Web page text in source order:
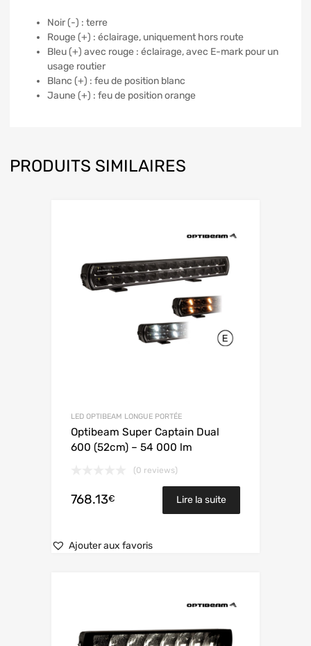
Noir (-) : terre
Rouge (+) : éclairage, uniquement hors route
Bleu (+) avec rouge : éclairage, avec E-mark pour un
usage routier
Blanc (+) : feu de position blanc
Jaune (+) : feu de position orange
PRODUITS SIMILAIRES
LED OPTIBEAM LONGUE PORTÉE
Optibeam Super Captain Dual
600 (52cm) – 54 000 lm
(0 reviews)
768.13€ Lire la suite
Ajouter aux favoris